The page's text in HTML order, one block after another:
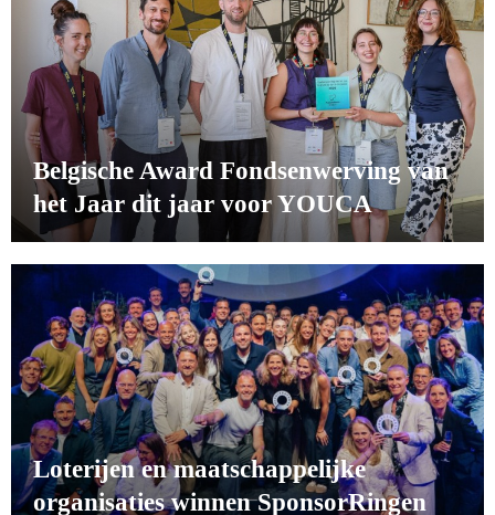
Belgische Award Fondsenwerving van
het Jaar dit jaar voor YOUCA
Loterijen en maatschappelijke
organisaties winnen SponsorRingen